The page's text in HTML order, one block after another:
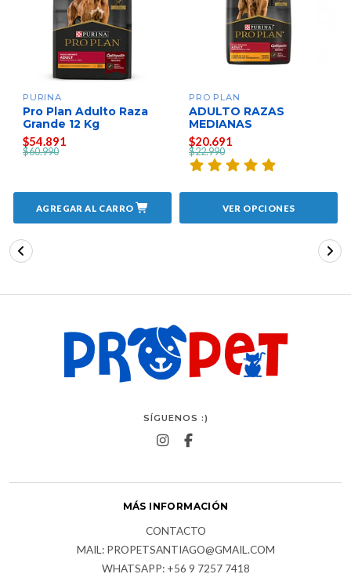
PURINA
Pro Plan Adulto Raza
Grande 12 Kg
$54.891
$60.990
AGREGAR AL CARRO
PRO PLAN
ADULTO RAZAS
MEDIANAS
$20.691
$22.990
VER OPCIONES
SÍGUENOS :)
MÁS INFORMACIÓN
CONTACTO
MAIL: PROPETSANTIAGO@GMAIL.COM
WHATSAPP: +56 9 7257 7418